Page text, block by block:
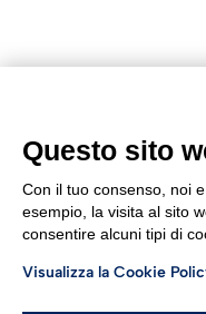
Questo sito
Con il tuo consenso, noi
esempio, la visita al sito
consentire alcuni tipi di
Visualizza la Cookie